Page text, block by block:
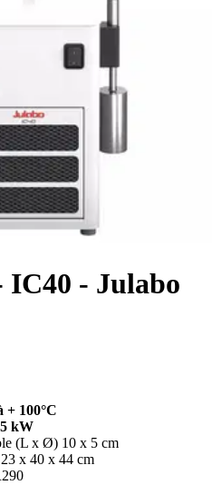
IC40 - Julabo
+ 100°C
kW
(L x Ø) 10 x 5 cm
x 40 x 44 cm